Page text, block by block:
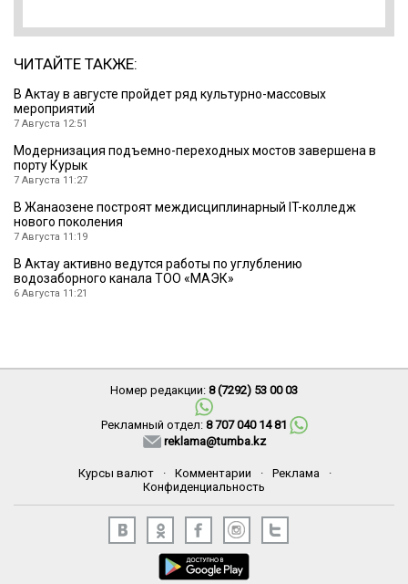
ЧИТАЙТЕ ТАКЖЕ:
В Актау в августе пройдет ряд культурно-массовых
мероприятий
7 Августа 12:51
Модернизация подъемно-переходных мостов завершена в
порту Курык
7 Августа 11:27
В Жанаозене построят междисциплинарный IT-колледж
нового поколения
7 Августа 11:19
В Актау активно ведутся работы по углублению
водозаборного канала ТОО «МАЭК»
6 Августа 11:21
Номер редакции: 8 (7292) 53 00 03
Рекламный отдел: 8 707 040 14 81
reklama@tumba.kz
Курсы валют · Комментарии · Реклама
·
Конфиденциальность